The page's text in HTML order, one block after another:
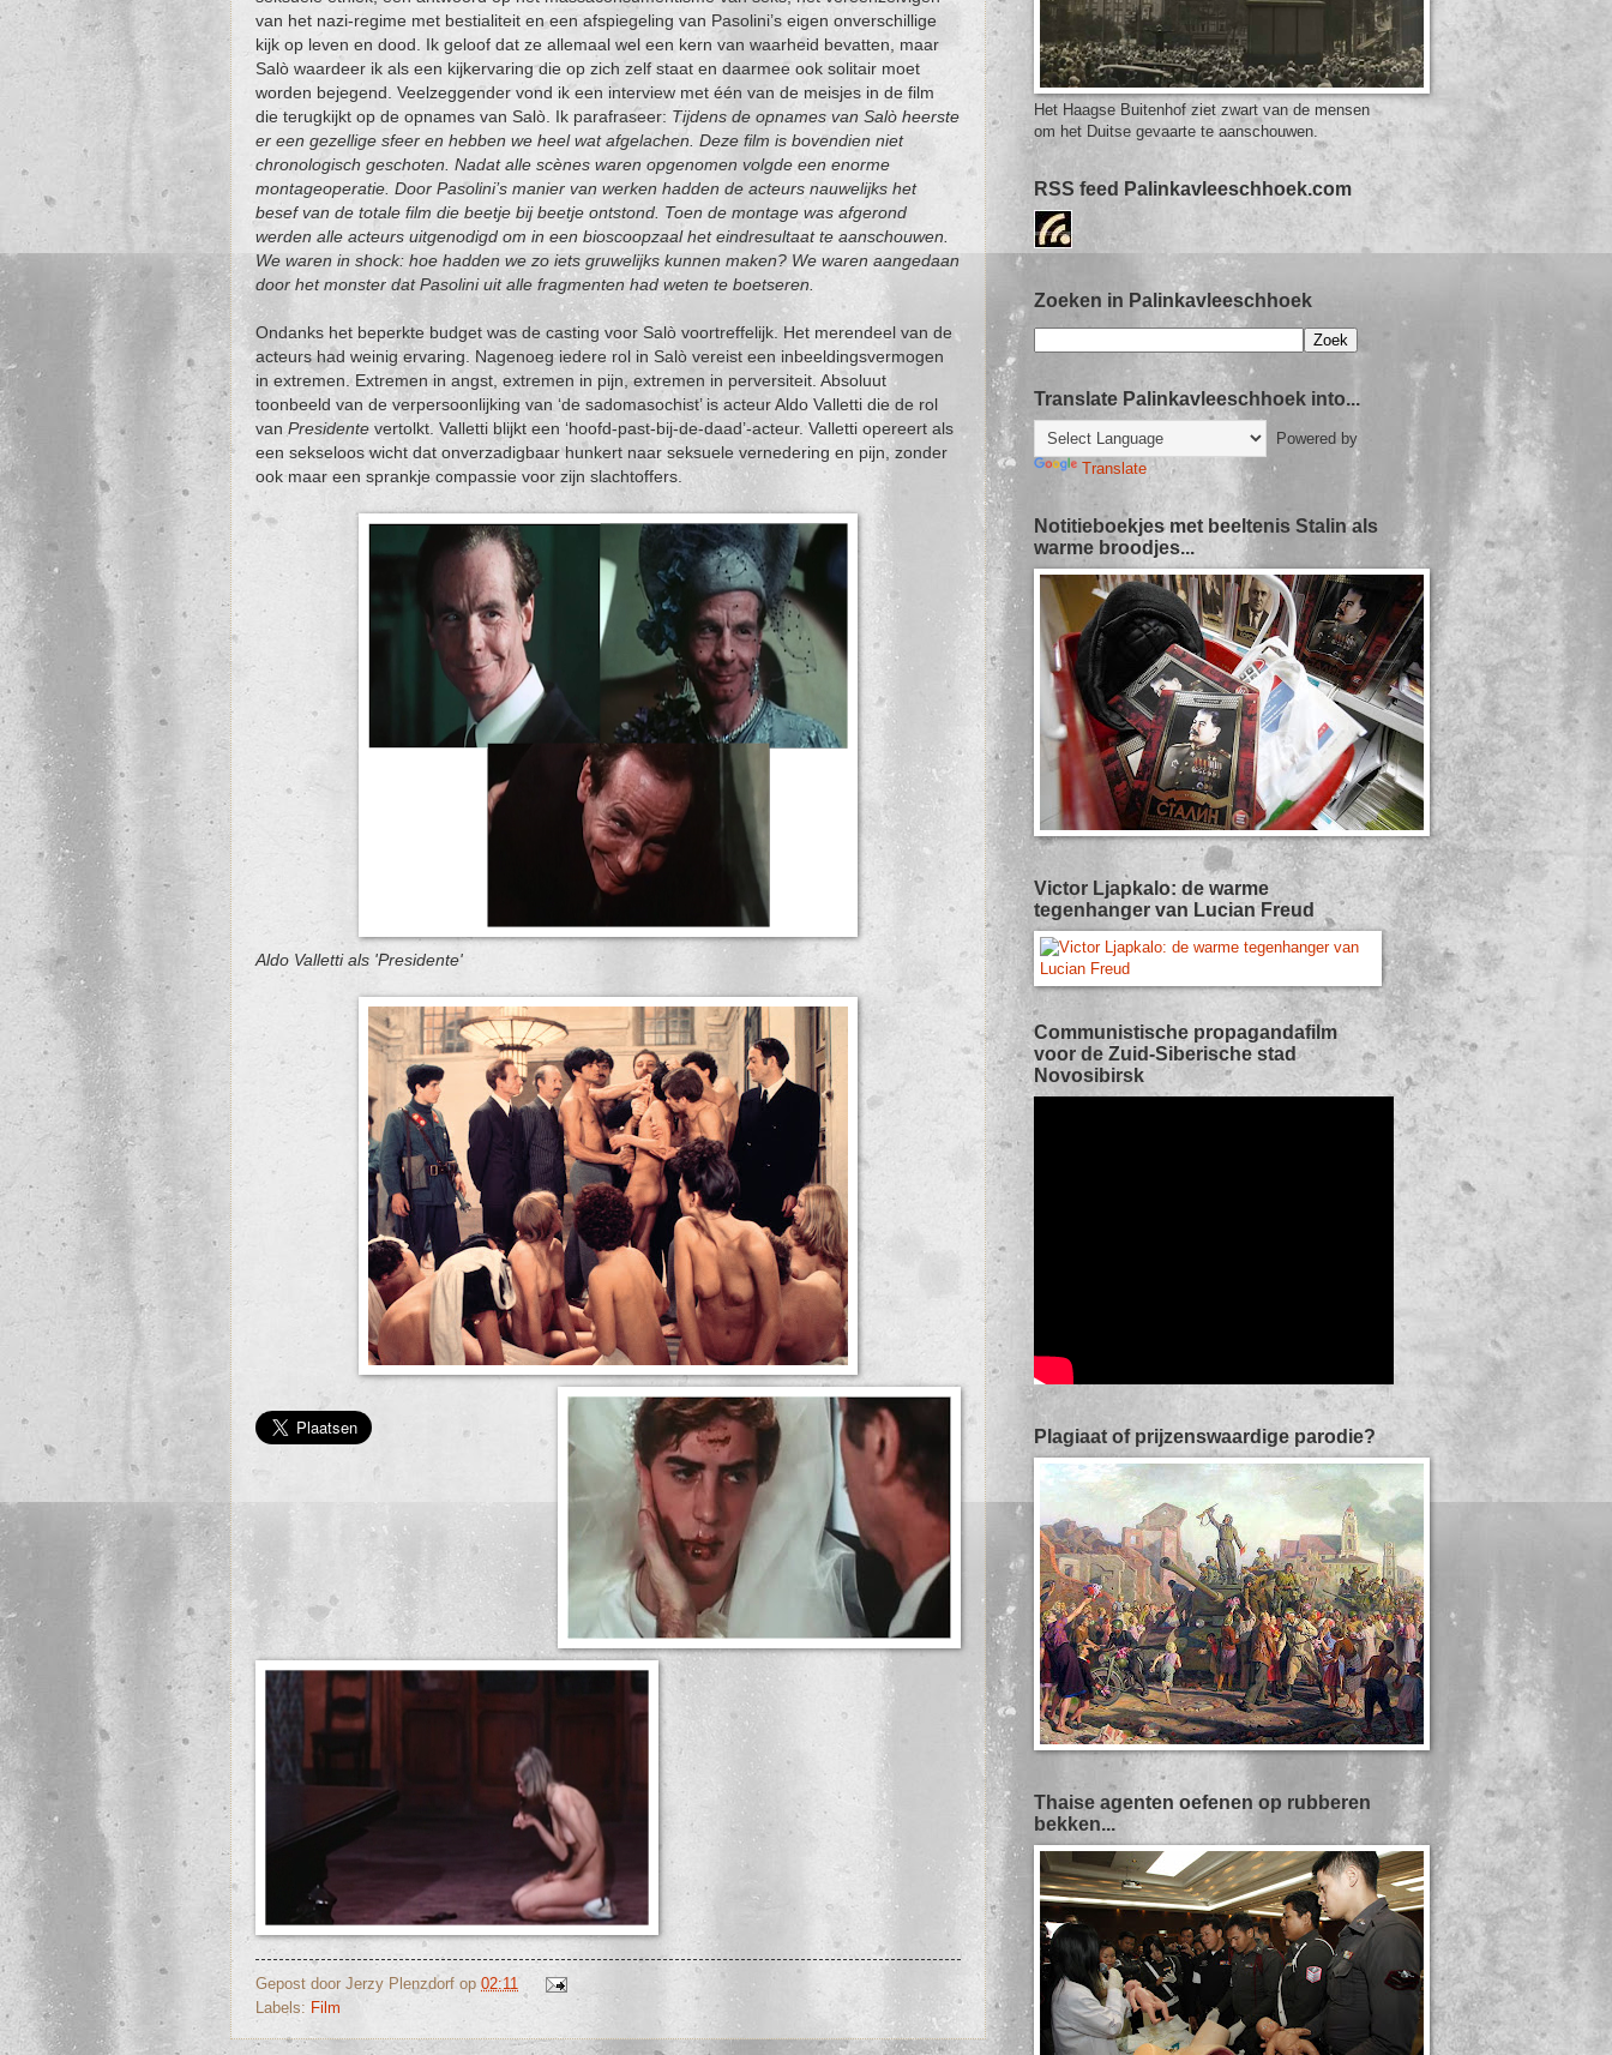
van het nazi-regime met bestialiteit en een afspiegeling van Pasolini’s eigen onverschillige
kijk op leven en dood. Ik geloof dat ze allemaal wel een kern van waarheid bevatten, maar
Salò waardeer ik als een kijkervaring die op zich zelf staat en daarmee ook solitair moet
worden bejegend. Veelzeggender vond ik een interview met één van de meisjes in de film
die terugkijkt op de opnames van Salò. Ik parafraseer: Tijdens de opnames van Salò heerste
er een gezellige sfeer en hebben we heel wat afgelachen. Deze film is bovendien niet
chronologisch geschoten. Nadat alle scènes waren opgenomen volgde een enorme
montageoperatie. Door Pasolini’s manier van werken hadden de acteurs nauwelijks het
besef van de totale film die beetje bij beetje ontstond. Toen de montage was afgerond
werden alle acteurs uitgenodigd om in een bioscoopzaal het eindresultaat te aanschouwen.
We waren in shock: hoe hadden we zo iets gruwelijks kunnen maken? We waren aangedaan
door het monster dat Pasolini uit alle fragmenten had weten te boetseren.
Ondanks het beperkte budget was de casting voor Salò voortreffelijk. Het merendeel van de
acteurs had weinig ervaring. Nagenoeg iedere rol in Salò vereist een inbeeldingsvermogen
in extremen. Extremen in angst, extremen in pijn, extremen in perversiteit. Absoluut
toonbeeld van de verpersoonlijking van ‘de sadomasochist’ is acteur Aldo Valletti die de rol
van Presidente vertolkt. Valletti blijkt een ‘hoofd-past-bij-de-daad’-acteur. Valletti opereert als
een sekseloos wicht dat onverzadigbaar hunkert naar seksuele vernedering en pijn, zonder
ook maar een sprankje compassie voor zijn slachtoffers.
Aldo Valletti als 'Presidente'
Gepost door Jerzy Plenzdorf op 02:11
Labels: Film
Het Haagse Buitenhof ziet zwart van de mensen
om het Duitse gevaarte te aanschouwen.
RSS feed Palinkavleeschhoek.com
Zoeken in Palinkavleeschhoek
Translate Palinkavleeschhoek into...
Powered by
Translate
Notitieboekjes met beeltenis Stalin als
warme broodjes...
Victor Ljapkalo: de warme
tegenhanger van Lucian Freud
Communistische propagandafilm
voor de Zuid-Siberische stad
Novosibirsk
Plagiaat of prijzenswaardige parodie?
Thaise agenten oefenen op rubberen
bekken...